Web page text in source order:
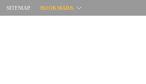
SITEMAP BOOKMARK